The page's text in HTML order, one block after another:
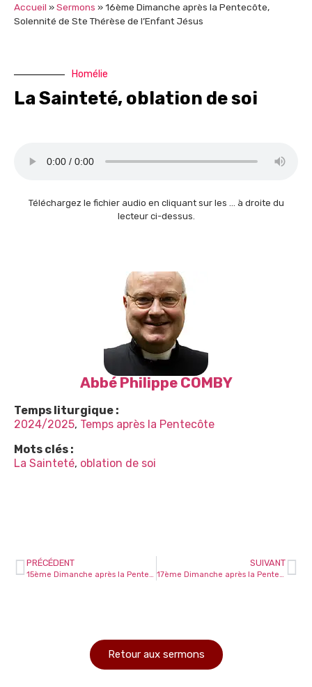
Accueil »Sermons »16ème Dimanche après la Pentecôte,
Solennité de Ste Thérèse de l’Enfant Jésus
Homélie
La Sainteté, oblation de soi
Téléchargez le fichier audio en cliquant sur les … à droite du
lecteur ci-dessus.
Abbé Philippe COMBY
Temps liturgique :
2024/2025, Temps après la Pentecôte
Mots clés :
La Sainteté, oblation de soi
PRÉCÉDENT
15ème Dimanche après la Pentecôte
SUIVANT
17ème Dimanche après la Pentecôte – Solennité de ND du St Rosaire
Retour aux sermons